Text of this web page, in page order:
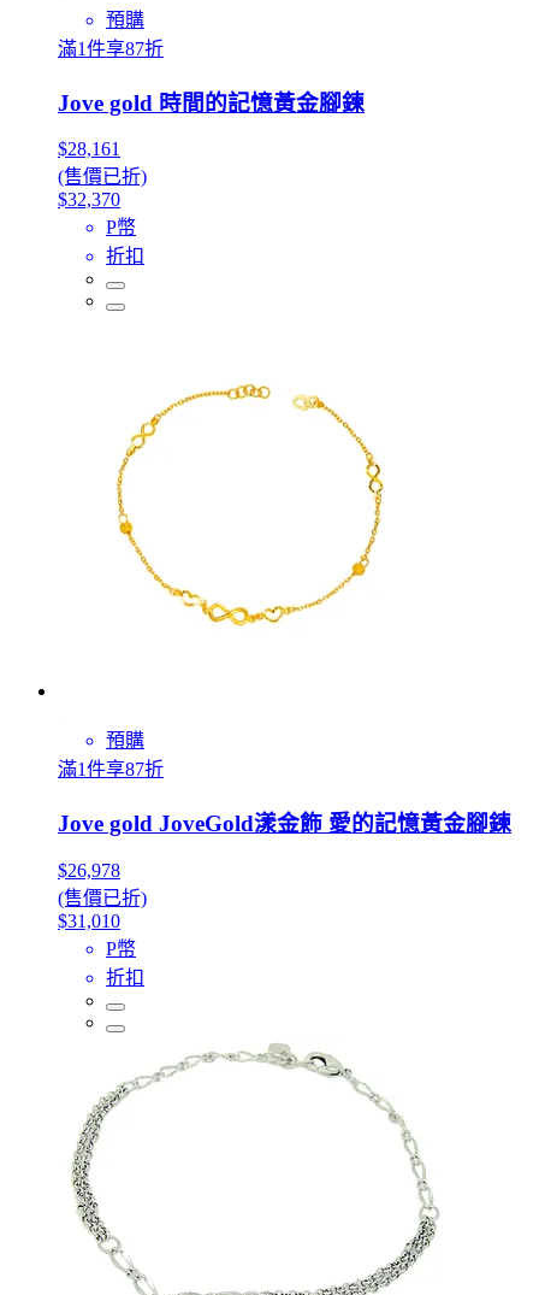
預購
滿1件享87折
Jove gold 時間的記憶黃金腳鍊
$28,161
(售價已折)
$32,370
P幣
折扣
預購
滿1件享87折
Jove gold JoveGold漾金飾 愛的記憶黃金腳鍊
$26,978
(售價已折)
$31,010
P幣
折扣